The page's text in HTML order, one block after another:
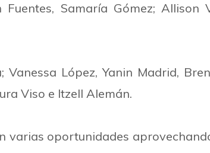
Samaría Gómez; Allison
López, Yanin Madrid,
Viso e Itzell Alemán.
varias oportunidades